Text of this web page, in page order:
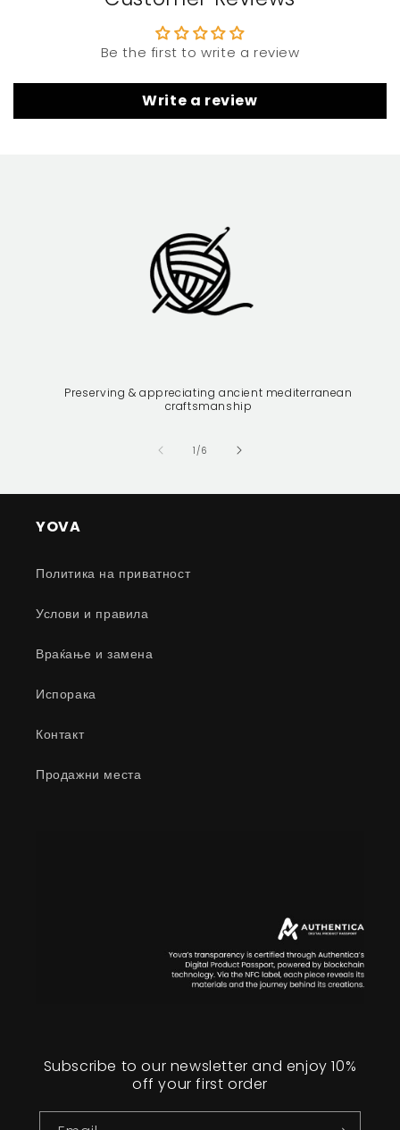
Be the first to write a review
Write a review
Preserving & appreciating ancient mediterranean
craftsmanship
1 /of
6
YOVA
Политика на приватност
Услови и правила
Враќање и замена
Испорака
Контакт
Продажни места
Subscribe to our newsletter and enjoy 10%
off your first order